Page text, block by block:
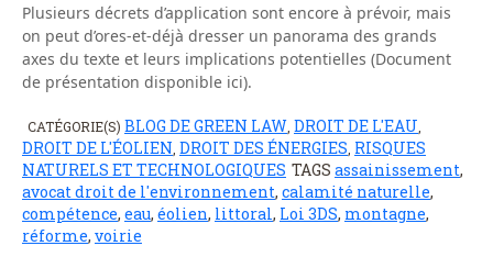
Plusieurs décrets d’application sont encore à prévoir, mais
on peut d’ores-et-déjà dresser un panorama des grands
axes du texte et leurs implications potentielles (Document
de présentation disponible ici).
CATÉGORIE(S) BLOG DE GREEN LAW DROIT DE L'EAU
DROIT DE L'ÉOLIEN DROIT DES ÉNERGIES RISQUES
NATURELS ET TECHNOLOGIQUES TAGS assainissement,
avocat droit de l'environnement, calamité naturelle,
compétence, eau, éolien, littoral, Loi 3DS, montagne,
réforme, voirie